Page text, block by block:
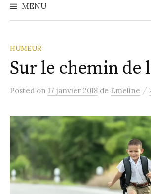
MENU
HUMEUR
Sur le chemin de
Posted on 17 janvier 2018 de Emeline /